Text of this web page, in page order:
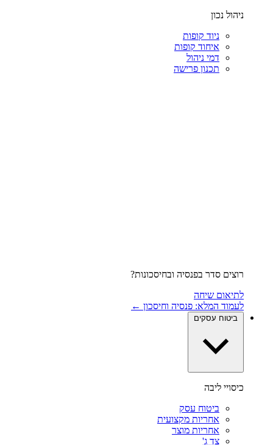
ניהול נכון
ניוד קופות
איחוד קופות
דמי ניהול
תכנון פרישה
רוצים סדר בפנסיה ובחיסכונות?
לתיאום שיחה
לעמוד המלא: פנסיה וחיסכון ←
ביטוח עסקים
כיסויי ליבה
ביטוח עסק
אחריות מקצועית
אחריות מוצר
צד ג'